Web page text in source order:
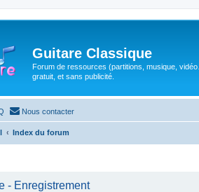
Guitare Classique
Forum de ressources (partitions, musique,
gratuit, et sans publicité.
Nous contacter
Index du forum
- Enregistrement